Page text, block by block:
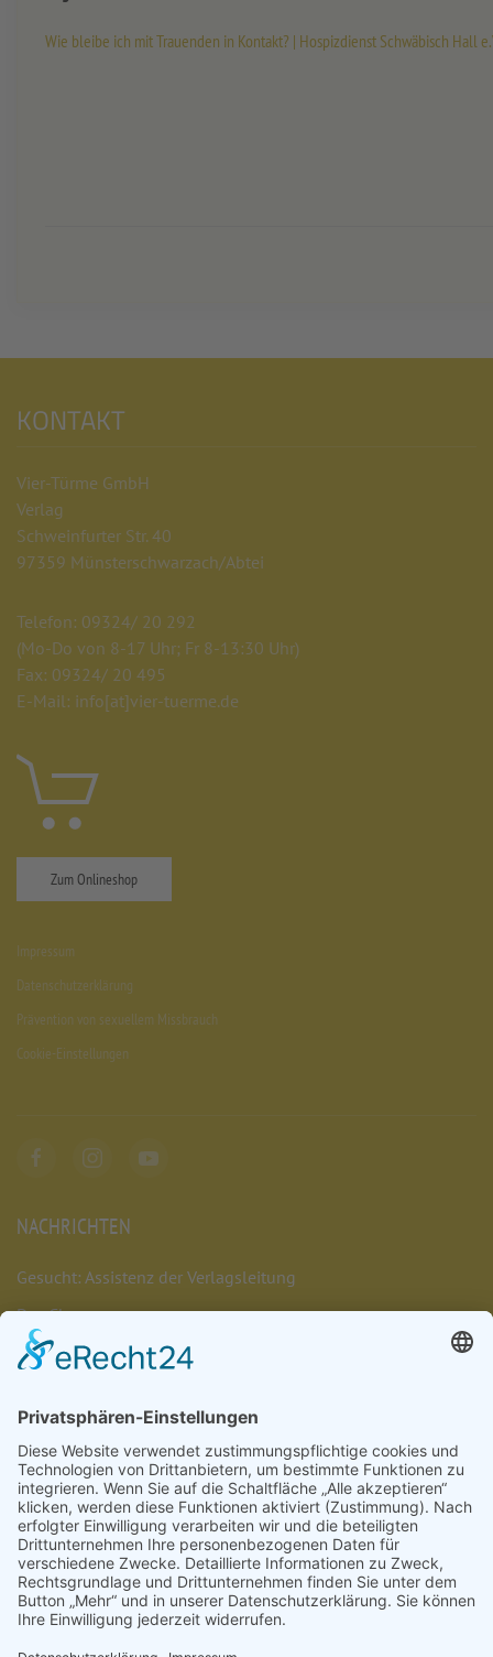
Wie bleibe ich mit Trauenden in Kontakt? | Hospizdienst Schwäbisch Hall
KONTAKT
Vier-Türme GmbH
Verlag
Schweinfurter Str. 40
97359 Münsterschwarzach/Abtei
Telefon: 09324/ 20 292
(Mo-Do von 8-17 Uhr; Fr 8-13:30 Uhr)
Fax: 09324/ 20 495
E-Mail: info[at]vier-tuerme.de
Zum Onlineshop
Impressum
Datenschutzerklärung
Prävention von sexuellem Missbrauch
Cookie-Einstellungen
NACHRICHTEN
Gesucht: Assistenz der Verlagsleitung
Das Chaos umarmen
Münsterschwarzacher Lesenacht 2026
Das Leben umarmen
Nachrichten
Veranstaltungen
Stellenangebote
Bestellungen